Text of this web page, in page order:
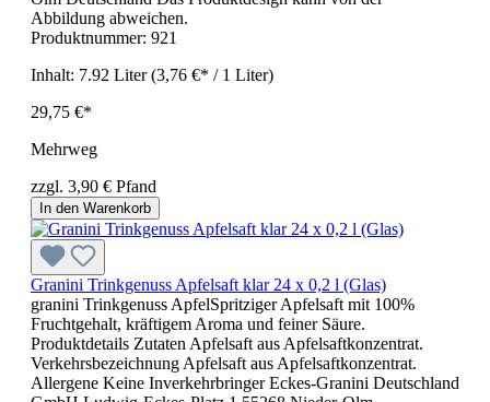
Abbildung abweichen.
Produktnummer: 921
Inhalt: 7.92 Liter(3,76 €* / 1 Liter)
29,75 €*
Mehrweg
zzgl. 3,90 € Pfand
In den Warenkorb
Granini Trinkgenuss Apfelsaft klar 24 x 0,2 l (Glas)
granini Trinkgenuss ApfelSpritziger Apfelsaft mit 100%
Fruchtgehalt, kräftigem Aroma und feiner Säure.
Produktdetails Zutaten Apfelsaft aus Apfelsaftkonzentrat.
Verkehrsbezeichnung Apfelsaft aus Apfelsaftkonzentrat.
Allergene Keine Inverkehrbringer Eckes-Granini Deutschland